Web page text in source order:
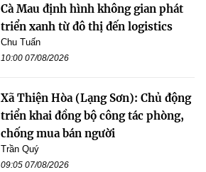
Cà Mau định hình không gian phát
triển xanh từ đô thị đến logistics
Chu Tuấn
10:00 07/08/2026
Xã Thiện Hòa (Lạng Sơn): Chủ động
triển khai đồng bộ công tác phòng,
chống mua bán người
Trần Quý
09:05 07/08/2026